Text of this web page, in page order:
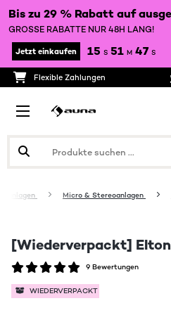
Bis zu 29 % Rabatt auf
GROSSE RABATTE NUR 48H LANG!
Jetzt einkaufen 15 S 51 M 47 S
Flexible Zahlungen
Micro & Stereoanlagen
[Wiederverpackt]
9 Bewertungen
WIEDERVERPACKT